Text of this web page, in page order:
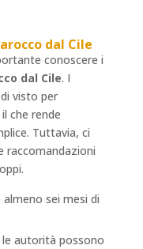
dal Cile
conoscere i
dal Cile. I
visto per
che rende
Tuttavia, ci
raccomandazioni
almeno sei mesi di
le autorità possono